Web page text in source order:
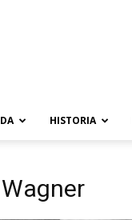
HISTORIA